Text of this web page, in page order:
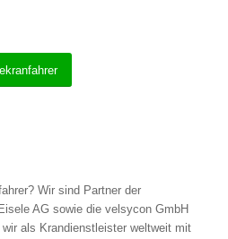
Wir sind Partner der
AG sowie die velsycon GmbH
als Krandienstleister weltweit mit